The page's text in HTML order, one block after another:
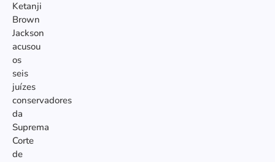
Ketanji
Brown
Jackson
acusou
os
seis
juízes
conservadores
da
Suprema
Corte
de